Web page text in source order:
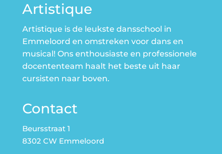
Artistique
Artistique is de leukste dansschool in
Emmeloord en omstreken voor dans en
musical! Ons enthousiaste en professionele
docententeam haalt het beste uit haar
cursisten naar boven.
Contact
Beursstraat 1
8302 CW Emmeloord